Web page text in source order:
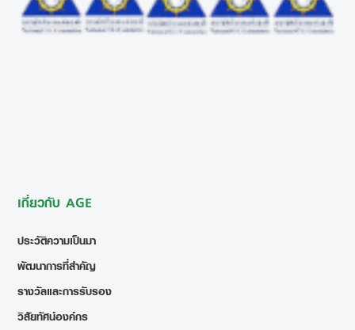
เกี่ยวกับ AGE
ประวัติความเป็นมา
พัฒนาการที่สำคัญ
รางวัลและการรับรอง
วิสัยทัศน์องค์กร